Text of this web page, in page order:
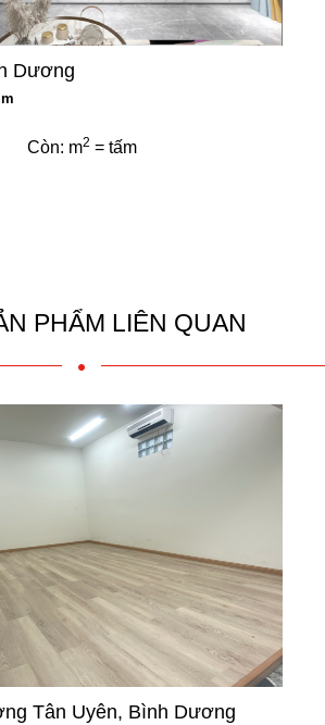
Dương
Còn: m2 = tấm
PHẨM LIÊN QUAN
Tân Uyên, Bình Dương